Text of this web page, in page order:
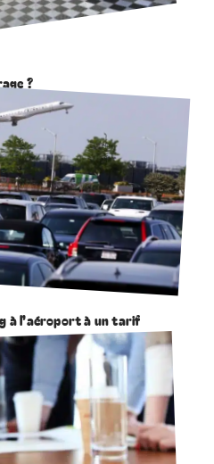
?
à l’aéroport à un tarif